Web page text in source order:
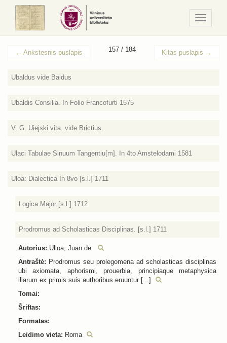
/
Meniu
← Ankstesnis puslapis 157 / 184 Kitas puslapis →
Ubaldus vide Baldus
Ubaldis Consilia. In Folio Francofurti 1575
V. G. Uiejski vita. vide Brictius.
Ulaci Tabulae Sinuum Tangentiu[m]. In 4to Amstelodami 1581
Uloa: Dialectica In 8vo [s.l.] 1711
Logica Major [s.l.] 1712
Prodromus ad Scholasticas Disciplinas. [s.l.] 1711
Autorius: Ulloa, Juan de
Antraštė: Prodromus seu prolegomena ad scholasticas disciplinas
ubi axiomata, aphorismi, prouerbia, principiaque metaphysica
illarum ex primis suis authoribus eruuntur [...]
Tomai:
Šriftas:
Formatas:
Leidimo vieta: Roma